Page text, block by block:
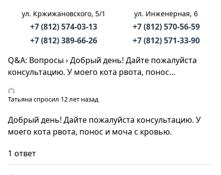
ул. Кржижановского, 5/1
+7 (812) 574-03-13
+7 (812) 389-66-26
ул. Инженерная, 6
+7 (812) 570-56-59
+7 (812) 571-33-90
Q&A: Вопросы›Добрый день! Дайте пожалуйста
консультацию. У моего кота рвота, понос…
Татьянаспросил 12 лет назад
Добрый день! Дайте пожалуйста консультацию. У
моего кота рвота, понос и моча с кровью.
1 ответ